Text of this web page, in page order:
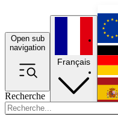
Open sub
navigation
Recherche
Français